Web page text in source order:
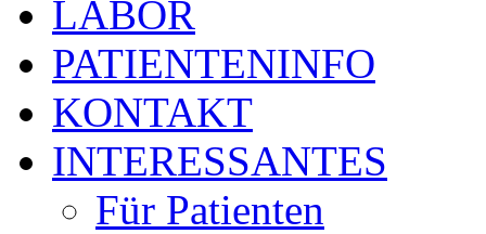
LABOR
PATIENTENINFO
KONTAKT
INTERESSANTES
Für Patienten